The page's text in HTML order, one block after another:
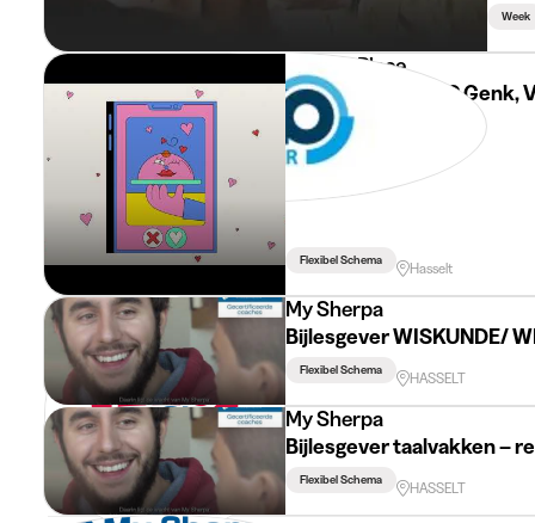
Week
Mise en Place
Studentenjob KRC Genk,
Flexibel Schema Hasselt
My Sherpa
Bijlesgever WISKUNDE/
Flexibel Schema HASSELT
My Sherpa
Bijlesgever taalvakken –
Flexibel Schema HASSELT